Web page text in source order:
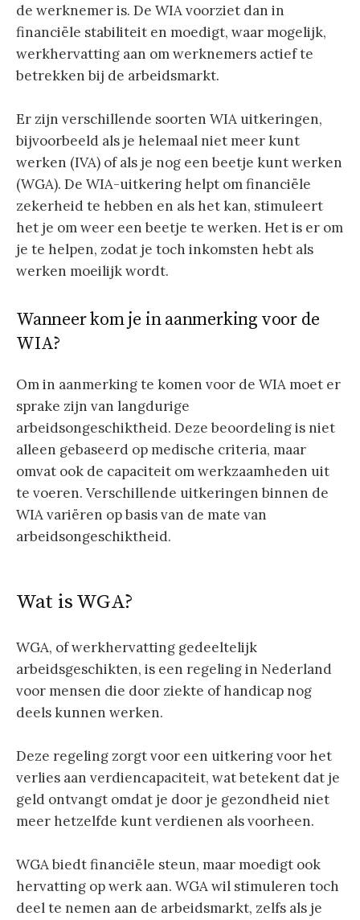
de werknemer is. De WIA voorziet dan in
financiële stabiliteit en moedigt, waar mogelijk,
werkhervatting aan om werknemers actief te
betrekken bij de arbeidsmarkt.
Er zijn verschillende soorten WIA uitkeringen,
bijvoorbeeld als je helemaal niet meer kunt
werken (IVA) of als je nog een beetje kunt werken
(WGA). De WIA-uitkering helpt om financiële
zekerheid te hebben en als het kan, stimuleert
het je om weer een beetje te werken. Het is er om
je te helpen, zodat je toch inkomsten hebt als
werken moeilijk wordt.
Wanneer kom je in aanmerking voor de
WIA?
Om in aanmerking te komen voor de WIA moet er
sprake zijn van langdurige
arbeidsongeschiktheid. Deze beoordeling is niet
alleen gebaseerd op medische criteria, maar
omvat ook de capaciteit om werkzaamheden uit
te voeren. Verschillende uitkeringen binnen de
WIA variëren op basis van de mate van
arbeidsongeschiktheid.
Wat is WGA?
WGA, of werkhervatting gedeeltelijk
arbeidsgeschikten, is een regeling in Nederland
voor mensen die door ziekte of handicap nog
deels kunnen werken.
Deze regeling zorgt voor een uitkering voor het
verlies aan verdiencapaciteit, wat betekent dat je
geld ontvangt omdat je door je gezondheid niet
meer hetzelfde kunt verdienen als voorheen.
WGA biedt financiële steun, maar moedigt ook
hervatting op werk aan. WGA wil stimuleren toch
deel te nemen aan de arbeidsmarkt, zelfs als je